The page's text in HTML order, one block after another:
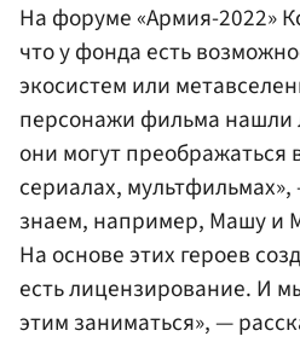
На форуме «Армия-2022»
что у фонда есть
экосистем или
персонажи фильма нашли
они могут преображаться
сериалах,
знаем, например, Машу и
На основе этих героев
есть лицензирование. И
этим заниматься», —